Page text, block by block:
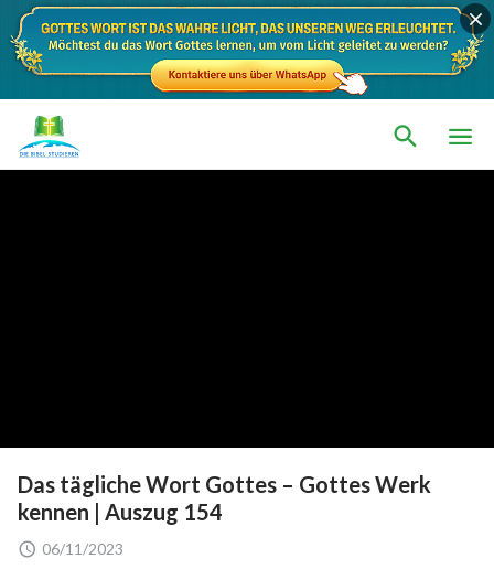
Das tägliche Wort Gottes – Gottes Werk
kennen | Auszug 154
06/11/2023